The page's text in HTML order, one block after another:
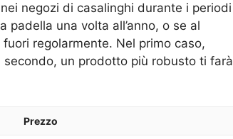
negozi di casalinghi durante i periodi
padella una volta all’anno, o se al
regolarmente. Nel primo caso,
un prodotto più robusto ti farà
Prezzo